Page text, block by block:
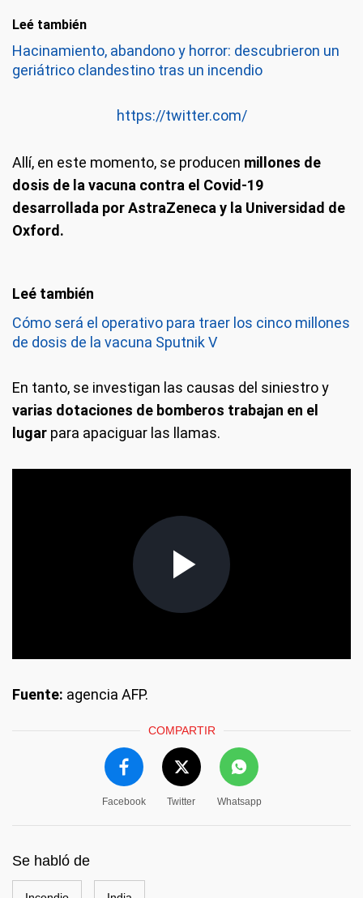
Leé también
Hacinamiento, abandono y horror: descubrieron un
geriátrico clandestino tras un incendio
https://twitter.com/
Allí, en este momento, se producen millones de
dosis de la vacuna contra el Covid-19
desarrollada por AstraZeneca y la Universidad de
Oxford.
Cómo será el operativo para traer los cinco millones
de dosis de la vacuna Sputnik V
En tanto, se investigan las causas del siniestro y
varias dotaciones de bomberos trabajan en el
lugar para apaciguar las llamas.
Fuente: agencia AFP.
COMPARTIR
Facebook Twitter Whatsapp
Se habló de